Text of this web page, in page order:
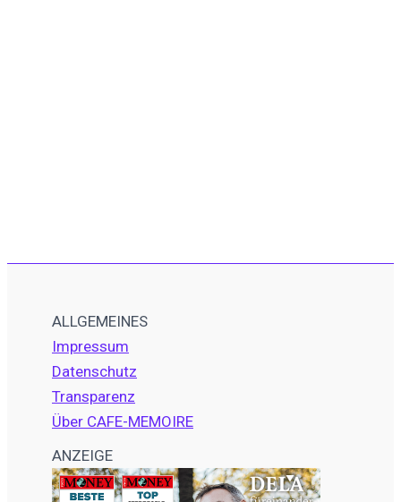
ALLGEMEINES
Impressum
Datenschutz
Transparenz
Über CAFE-MEMOIRE
ANZEIGE